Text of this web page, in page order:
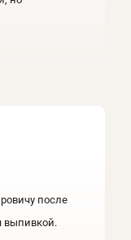
после
выпивкой.